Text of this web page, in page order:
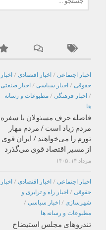
برای:
اخبار اجتماعی / اخبار اقتصادی / اخبار
حقوقی / اخبار سیاسی / اخبار صنعتی
/ اخبار فرهنگی / مطبوعات و رسانه
ها
فاصله حرف مسئولان با سفره
مردم زیاد است / مردم مهار
تورم را می‌خواهند / ایران قوی
از مسیر اقتصاد قوی می‌گذرد
مرداد ۱۴, ۱۴۰۵
اخبار اجتماعی / اخبار اقتصادی / اخبار
حقوقی / اخبار راه و ترابری و
شهرسازی / اخبار سیاسی /
مطبوعات و رسانه ها
تندروهای مجلس استیضاح